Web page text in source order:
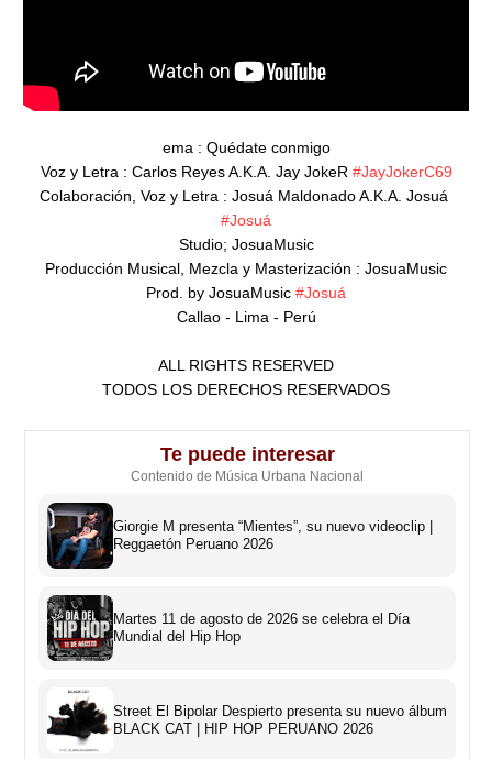
ema : Quédate conmigo
Voz y Letra : Carlos Reyes A.K.A. Jay JokeR #JayJokerC69
Colaboración, Voz y Letra : Josuá Maldonado A.K.A. Josuá
#Josuá
Studio; JosuaMusic
Producción Musical, Mezcla y Masterización : JosuaMusic
Prod. by JosuaMusic #Josuá
Callao - Lima - Perú
ALL RIGHTS RESERVED
TODOS LOS DERECHOS RESERVADOS
Te puede interesar
Contenido de Música Urbana Nacional
Giorgie M presenta “Mientes”, su nuevo videoclip |
Reggaetón Peruano 2026
Martes 11 de agosto de 2026 se celebra el Día
Mundial del Hip Hop
Street El Bipolar Despierto presenta su nuevo álbum
BLACK CAT | HIP HOP PERUANO 2026